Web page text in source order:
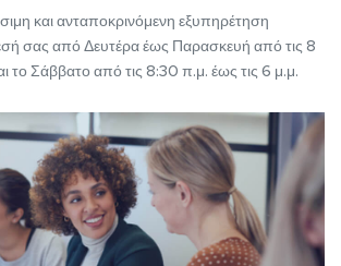
και ανταποκρινόμενη εξυπηρέτηση
σας από Δευτέρα έως Παρασκευή από τις 8
το Σάββατο από τις 8:30 π.μ. έως τις 6 μ.μ.